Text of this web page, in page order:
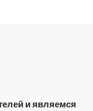
и являемся